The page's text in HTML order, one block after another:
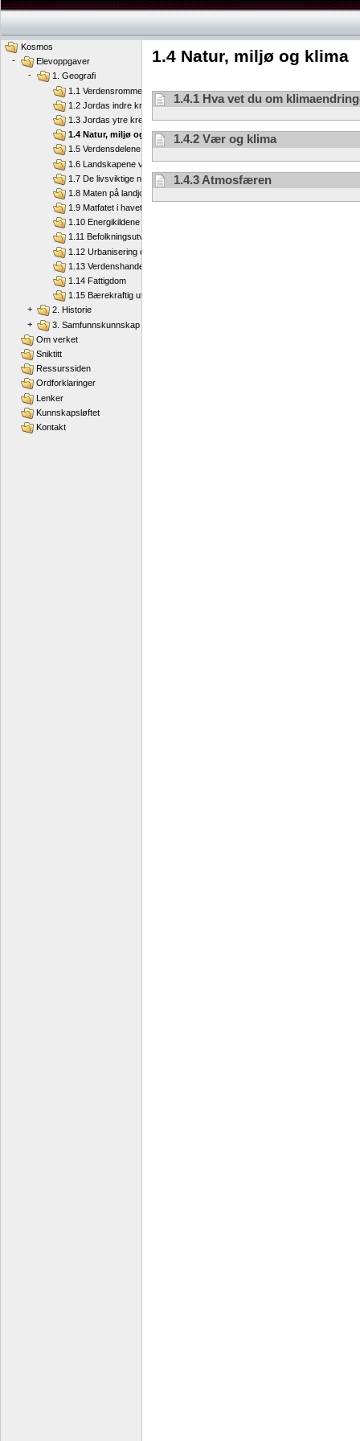
1.4 Natur, miljø og klima
1.4.1 Hva vet du om
1.4.2 Vær og klima
1.4.3 Atmosfæren
Kosmos
-
Elevoppgaver
-
1. Geografi
1.1 Verdensrommet og jorda
1.2 Jordas indre krefter
1.3 Jordas ytre krefter
1.4 Natur, miljø og klima
1.5 Verdensdelene
1.6 Landskapene våre
1.7 De livsviktige naturressursene
1.8 Maten på landjorda
1.9 Matfatet i havet
1.10 Energikildene våre
1.11 Befolkningsutvikling
1.12 Urbanisering og migrasjon
1.13 Verdenshandel
1.14 Fattigdom
1.15 Bærekraftig utvikling
+
2. Historie
+
3. Samfunnskunnskap
Om verket
Sniktitt
Ressurssiden
Ordforklaringer
Lenker
Kunnskapsløftet
Kontakt